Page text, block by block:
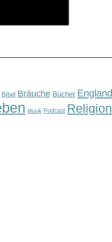
Bibel Bräuche Bücher England
Musik Podcast Religion